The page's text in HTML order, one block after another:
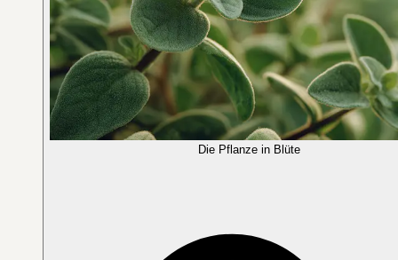
Die Pflanze in Blüte